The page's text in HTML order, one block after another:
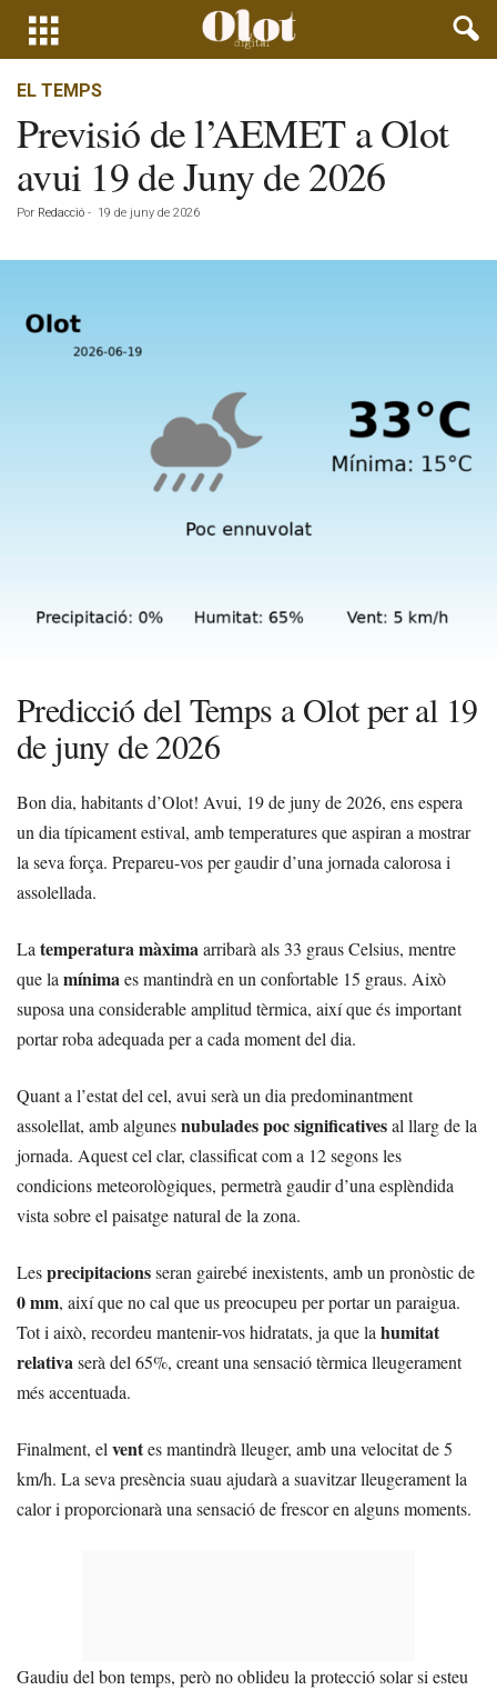
EL TEMPS
Previsió de l’AEMET a Olot
avui 19 de Juny de 2026
Por Redacció - 19 de juny de 2026
Predicció del Temps a Olot per al 19
de juny de 2026
Bon dia, habitants d’Olot! Avui, 19 de juny de 2026, ens espera
un dia típicament estival, amb temperatures que aspiran a mostrar
la seva força. Prepareu-vos per gaudir d’una jornada calorosa i
assolellada.
Latemperatura màximaarribarà als 33 graus Celsius, mentre
que lamínimaes mantindrà en un confortable 15 graus. Això
suposa una considerable amplitud tèrmica, així que és important
portar roba adequada per a cada moment del dia.
Quant a l’estat del cel, avui serà un dia predominantment
assolellat, amb algunesnubulades poc significativesal llarg de la
jornada. Aquest cel clar, classificat com a 12 segons les
condicions meteorològiques, permetrà gaudir d’una esplèndida
vista sobre el paisatge natural de la zona.
Lesprecipitacionsseran gairebé inexistents, amb un pronòstic de
0 mm, així que no cal que us preocupeu per portar un paraigua.
Tot i això, recordeu mantenir-vos hidratats, ja que lahumitat
relativaserà del 65%, creant una sensació tèrmica lleugerament
més accentuada.
Finalment, elventes mantindrà lleuger, amb una velocitat de 5
km/h. La seva presència suau ajudarà a suavitzar lleugerament la
calor i proporcionarà una sensació de frescor en alguns moments.
Gaudiu del bon temps, però no oblideu la protecció solar si esteu